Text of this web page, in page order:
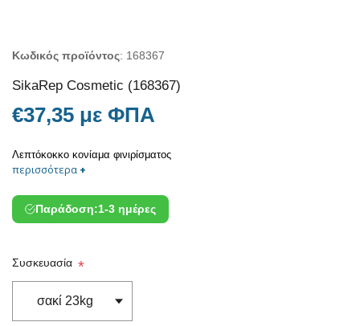
Κωδικός προϊόντος: 168367
SikaRep Cosmetic (168367)
€37,35 με ΦΠΑ
Λεπτόκοκκο κονίαμα φινιρίσματος
περισσότερα +
Παράδοση:1-3 ημέρες
Συσκευασία *